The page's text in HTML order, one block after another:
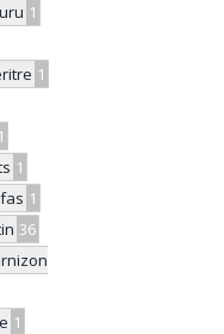
1
1
1
1
fas 1
36
1